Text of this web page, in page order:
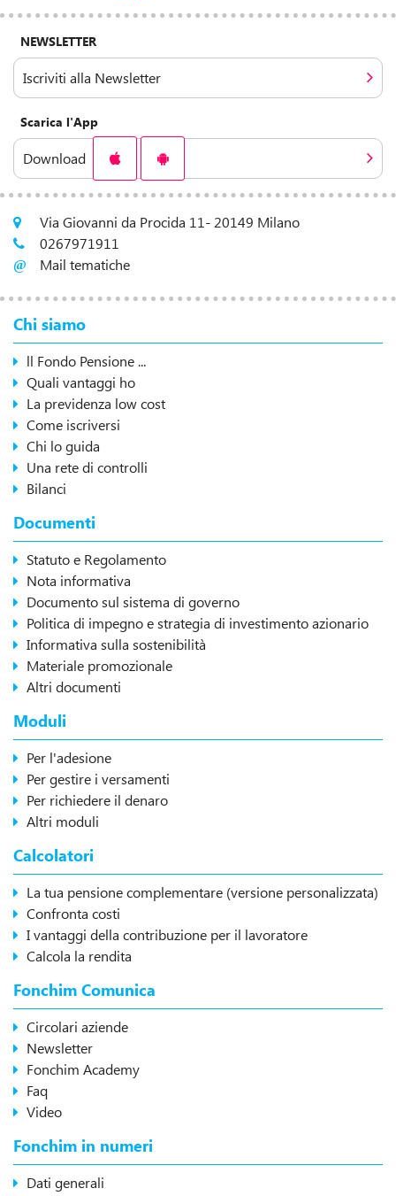
NEWSLETTER
Iscriviti alla Newsletter
Scarica l'App
Download
Via Giovanni da Procida 11- 20149 Milano
0267971911
Mail tematiche
Chi siamo
ll Fondo Pensione ...
Quali vantaggi ho
La previdenza low cost
Come iscriversi
Chi lo guida
Una rete di controlli
Bilanci
Documenti
Statuto e Regolamento
Nota informativa
Documento sul sistema di governo
Politica di impegno e strategia di investimento azionario
Informativa sulla sostenibilità
Materiale promozionale
Altri documenti
Moduli
Per l'adesione
Per gestire i versamenti
Per richiedere il denaro
Altri moduli
Calcolatori
La tua pensione complementare (versione personalizzata)
Confronta costi
I vantaggi della contribuzione per il lavoratore
Calcola la rendita
Fonchim Comunica
Circolari aziende
Newsletter
Fonchim Academy
Faq
Video
Fonchim in numeri
Dati generali